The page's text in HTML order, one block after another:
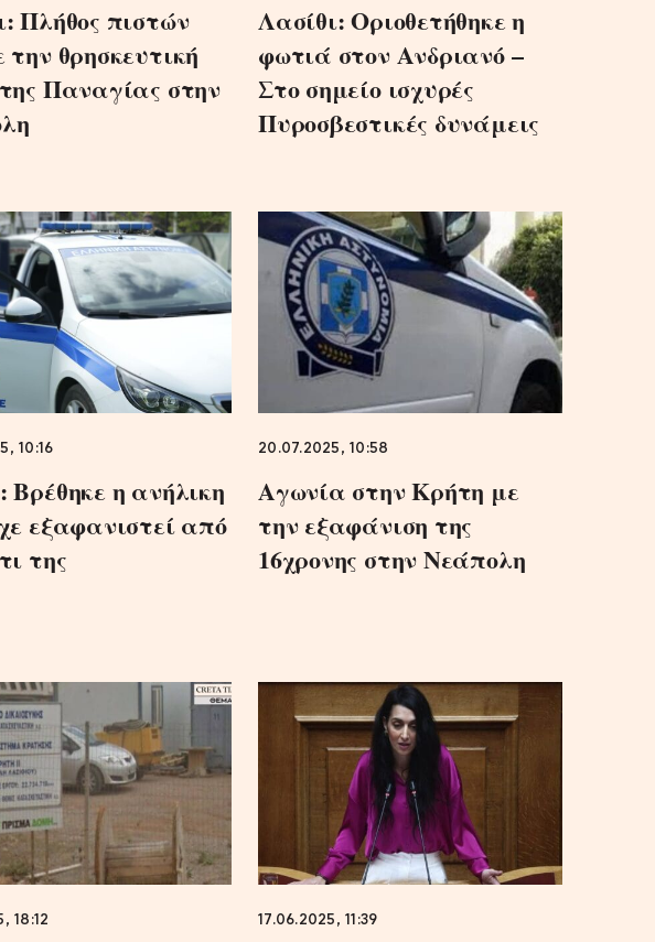
Πλήθος πιστών
την θρησκευτική
Παναγίας στην
Λασίθι: Οριοθετήθηκε η
φωτιά στον Ανδριανό –
Στο σημείο ισχυρές
Πυροσβεστικές δυνάμεις
10:16
η ανήλικη
εξαφανιστεί από
της
20.07.2025, 10:58
Αγωνία στην Κρήτη με
την εξαφάνιση της
16χρονης στην Νεάπολη
18:12 17.06.2025, 11:39